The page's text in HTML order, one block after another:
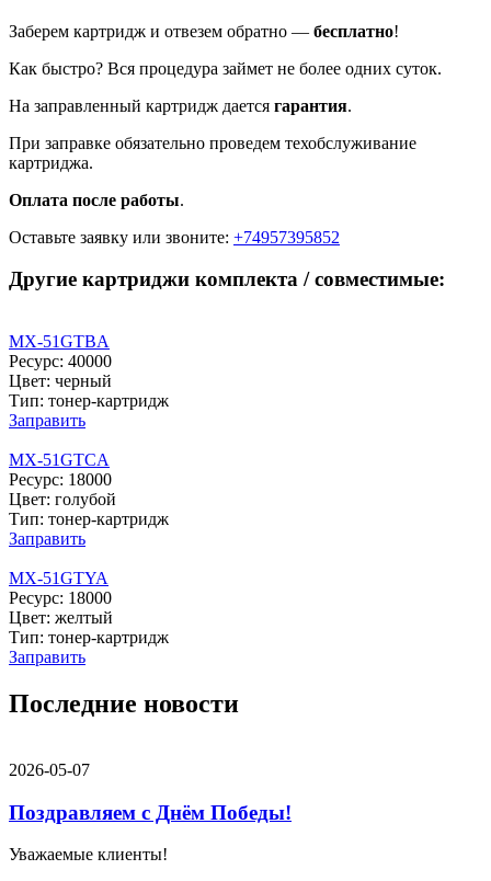
Заберем картридж и отвезем обратно — бесплатно!
Как быстро? Вся процедура займет не более одних суток.
На заправленный картридж дается гарантия.
При заправке обязательно проведем техобслуживание
картриджа.
Оплата после работы.
Оставьте заявку или звоните: +74957395852
Другие картриджи комплекта / совместимые:
MX-51GTBA
Ресурс: 40000
Цвет: черный
Тип: тонер-картридж
Заправить
MX-51GTCA
Ресурс: 18000
Цвет: голубой
Тип: тонер-картридж
Заправить
MX-51GTYA
Ресурс: 18000
Цвет: желтый
Тип: тонер-картридж
Заправить
Последние новости
2026-05-07
Поздравляем с Днём Победы!
Уважаемые клиенты!